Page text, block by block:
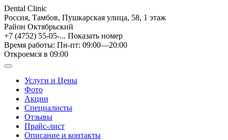
Dental Clinic
Россия, Тамбов, Пушкарская улица, 58, 1 этаж
Район Октябрьский
+7 (4752) 55-05-... Показать номер
Время работы: Пн-пт: 09:00—20:00
Откроемся в 09:00
Услуги и Цены
Фото
Акции
Специалисты
Отзывы
Прайс-лист
Описание и контакты